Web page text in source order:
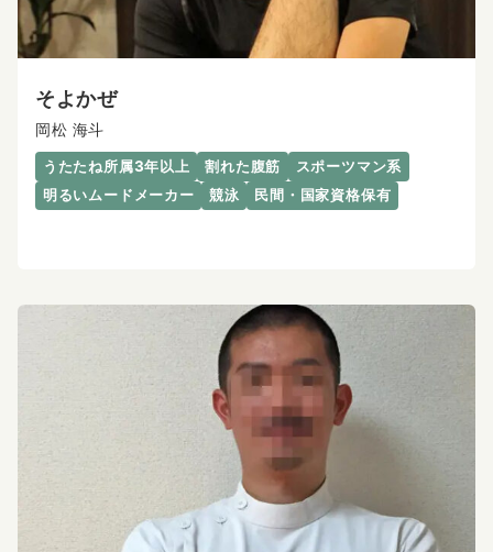
そよかぜ
岡松 海斗
うたたね所属3年以上 割れた腹筋
スポーツマン系
明るいムードメーカー
競泳 民間・国家資格保有